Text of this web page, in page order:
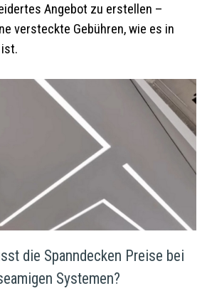
Angebot zu erstellen –
versteckte Gebühren, wie es in
die Spanndecken Preise bei
Systemen?